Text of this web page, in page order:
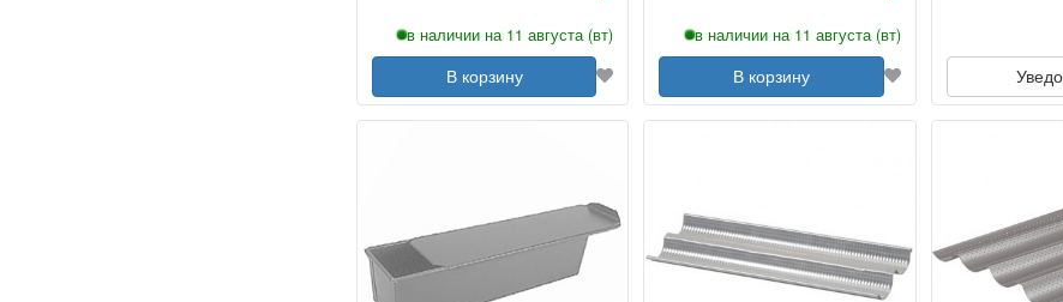
в наличии на 11 августа (вт)
В корзину
в наличии на 11 августа (вт)
В корзину